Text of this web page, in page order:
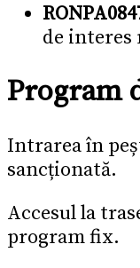
de interes
Program
Intrarea în
sancționată.
Accesul la
program fix.